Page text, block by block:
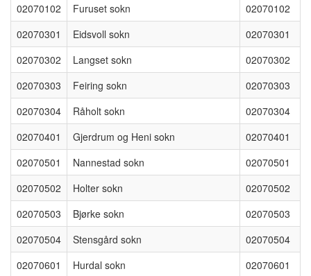
02070102
Furuset sokn
02070102
02070301
Eidsvoll sokn
02070301
02070302
Langset sokn
02070302
02070303
Feiring sokn
02070303
02070304
Råholt sokn
02070304
02070401
Gjerdrum og Heni sokn
02070401
02070501
Nannestad sokn
02070501
02070502
Holter sokn
02070502
02070503
Bjørke sokn
02070503
02070504
Stensgård sokn
02070504
02070601
Hurdal sokn
02070601